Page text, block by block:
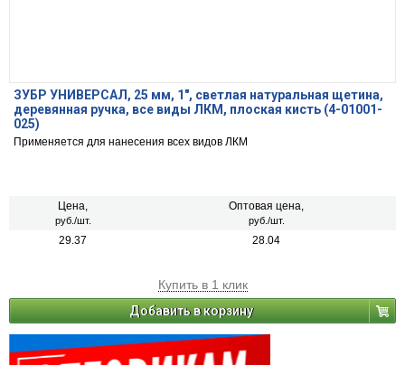
ЗУБР УНИВЕРСАЛ, 25 мм, 1″, светлая натуральная щетина,
деревянная ручка, все виды ЛКМ, плоская кисть (4-01001-
025)
Применяется для нанесения всех видов ЛКМ
Цена,
руб./шт.
Оптовая цена,
руб./шт.
29.37 28.04
Купить в 1 клик
Добавить в корзину